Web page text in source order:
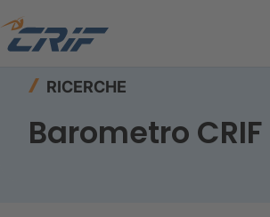
Home
RICERCHE
Barometro